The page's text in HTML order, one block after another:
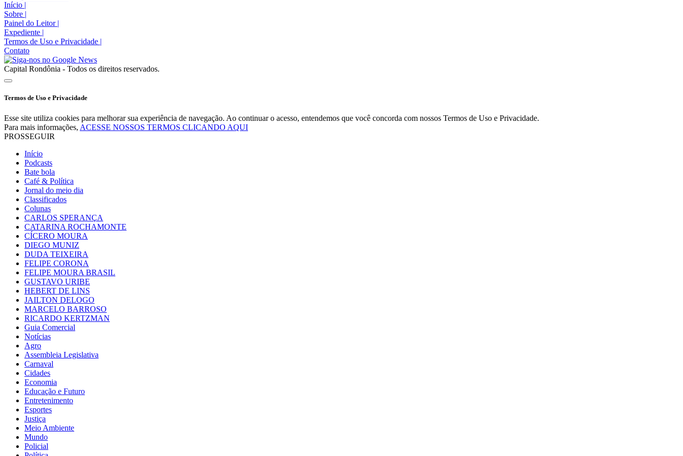
Início |
Sobre |
Painel do Leitor |
Expediente |
Termos de Uso e Privacidade |
Contato
Capital Rondônia - Todos os direitos reservados.
Termos de Uso e Privacidade
Esse site utiliza cookies para melhorar sua experiência de navegação. Ao continuar o acesso, entendemos que você concorda com nossos Termos de Uso e Privacidade.
Para mais informações, ACESSE NOSSOS TERMOS CLICANDO AQUI
PROSSEGUIR
Início
Podcasts
Bate bola
Café & Política
Jornal do meio dia
Classificados
Colunas
CARLOS SPERANÇA
CATARINA ROCHAMONTE
CÍCERO MOURA
DIEGO MUNIZ
DUDA TEIXEIRA
FELIPE CORONA
FELIPE MOURA BRASIL
GUSTAVO URIBE
HEBERT DE LINS
JAILTON DELOGO
MARCELO BARROSO
RICARDO KERTZMAN
Guia Comercial
Notícias
Agro
Assembleia Legislativa
Carnaval
Cidades
Economia
Educação e Futuro
Entretenimento
Esportes
Justiça
Meio Ambiente
Mundo
Policial